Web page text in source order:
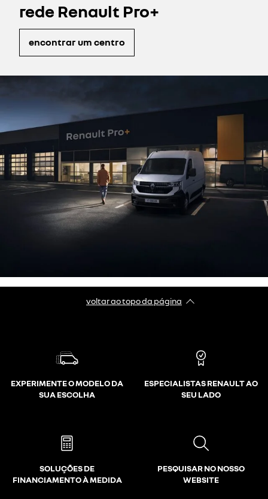
rede Renault Pro+
encontrar um centro
voltar ao topo da página
EXPERIMENTE O MODELO DA
SUA ESCOLHA
ESPECIALISTAS RENAULT AO
SEU LADO
SOLUÇÕES DE
FINANCIAMENTO À MEDIDA
PESQUISAR NO NOSSO
WEBSITE